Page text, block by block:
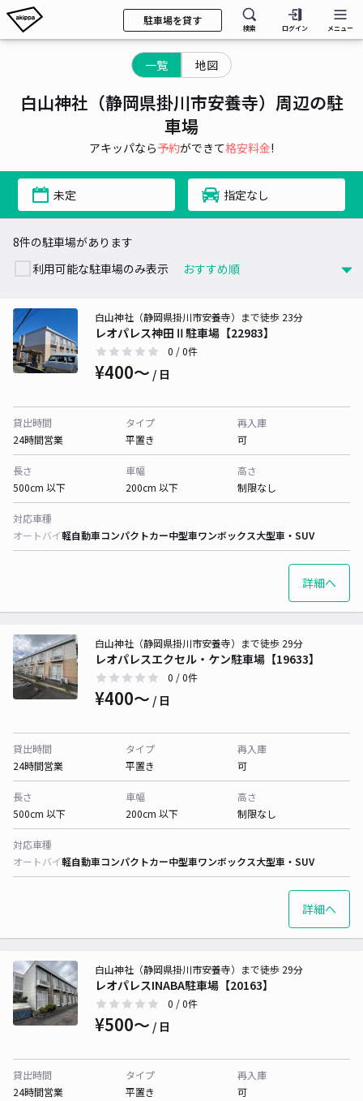
駐車場を貸す
検索 ログイン メニュー
一覧 地図
白山神社（静岡県掛川市安養寺）周辺の駐
車場
アキッパなら予約ができて格安料金!
未定 指定なし
8件の駐車場があります
利用可能な駐車場のみ表示
レオパレス神田Ⅱ駐車場【22983】
白山神社（静岡県掛川市安養寺）まで徒歩 23分
0 / 0件
¥400〜 / 日
貸出時間
24時間営業
タイプ
平置き
再入庫
可
長さ
500cm 以下
車幅
200cm 以下
高さ
制限なし
対応車種
オートバイ軽自動車コンパクトカー中型車ワンボックス大型車・SUV
詳細へ
レオパレスエクセル・ケン駐車場【19633】
白山神社（静岡県掛川市安養寺）まで徒歩 29分
0 / 0件
¥400〜 / 日
貸出時間
24時間営業
タイプ
平置き
再入庫
可
長さ
500cm 以下
車幅
200cm 以下
高さ
制限なし
対応車種
オートバイ軽自動車コンパクトカー中型車ワンボックス大型車・SUV
詳細へ
レオパレスINABA駐車場【20163】
白山神社（静岡県掛川市安養寺）まで徒歩 29分
0 / 0件
¥500〜 / 日
貸出時間
24時間営業
タイプ
平置き
再入庫
可